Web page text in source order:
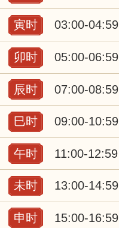
寅时 03:00-04:59
卯时 05:00-06:59
辰时 07:00-08:59
巳时 09:00-10:59
午时 11:00-12:59
未时 13:00-14:59
申时 15:00-16:59